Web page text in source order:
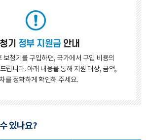
기 정부 지원금 안내
보청기를 구입하면, 국가에서 구입 비용의
립니다. 아래 내용을 통해 지원 대상, 금액,
를 정확하게 확인해 주세요.
있나요?